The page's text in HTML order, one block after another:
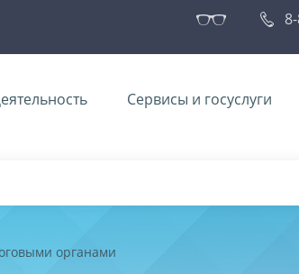
Сервисы и госуслуги
органами